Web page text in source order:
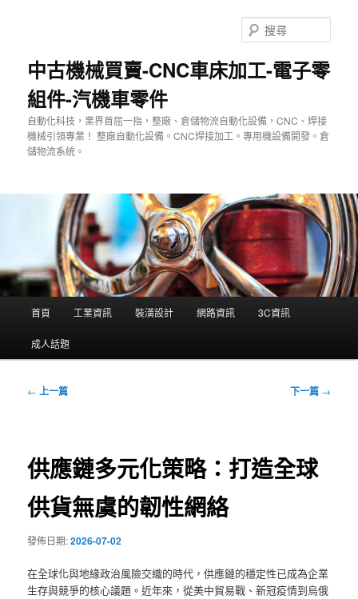
中古機械買賣-CNC車床加工-電子零
組件-汽機車零件
自動化科技，業界首屈一指，整廠、倉儲物流自動化設備，CNC、焊接
機械引領專業！ 整廠自動化設備。CNC焊接加工。專用機設備開發。倉
儲物流系統。
尋
單
首頁 工業資訊 裝潢設計 網路資訊 3C資訊
成人話題
文
← 上一篇 下一篇 →
供應鏈多元化策略：打造全球
供貨無虞的韌性網絡
發佈日期:2026-07-02
在全球化與地緣政治風險交織的時代，供應鏈的穩定性已成為企業
生存與競爭的核心議題。近年來，從美中貿易戰、新冠疫情到烏俄